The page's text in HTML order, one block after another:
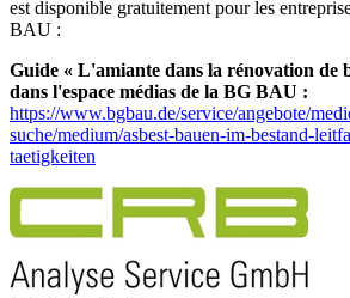
est disponible gratuitement pour les
BAU :
Guide « L'amiante dans la rénovation de
dans l'espace médias de la BG BAU :
https://www.bgbau.de/service/angebote/
suche/medium/asbest-bauen-im-bestand-
taetigkeiten